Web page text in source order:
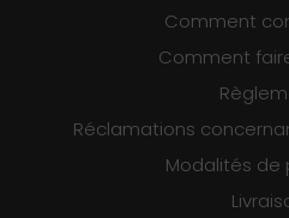
Comment
Comment
Réclamations
Modalités de